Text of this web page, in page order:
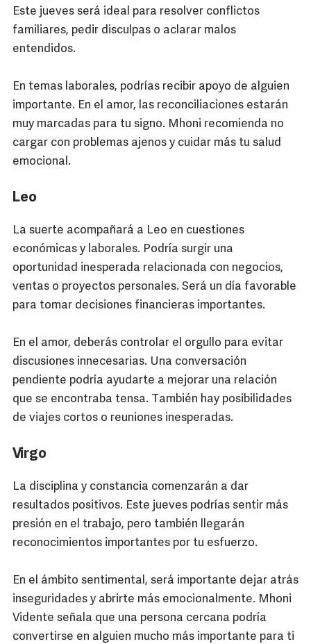
Este jueves será ideal para resolver conflictos
familiares, pedir disculpas o aclarar malos
entendidos.
En temas laborales, podrías recibir apoyo de alguien
importante. En el amor, las reconciliaciones estarán
muy marcadas para tu signo. Mhoni recomienda no
cargar con problemas ajenos y cuidar más tu salud
emocional.
Leo
La suerte acompañará a Leo en cuestiones
económicas y laborales. Podría surgir una
oportunidad inesperada relacionada con negocios,
ventas o proyectos personales. Será un día favorable
para tomar decisiones financieras importantes.
En el amor, deberás controlar el orgullo para evitar
discusiones innecesarias. Una conversación
pendiente podría ayudarte a mejorar una relación
que se encontraba tensa. También hay posibilidades
de viajes cortos o reuniones inesperadas.
Virgo
La disciplina y constancia comenzarán a dar
resultados positivos. Este jueves podrías sentir más
presión en el trabajo, pero también llegarán
reconocimientos importantes por tu esfuerzo.
En el ámbito sentimental, será importante dejar atrás
inseguridades y abrirte más emocionalmente. Mhoni
Vidente señala que una persona cercana podría
convertirse en alguien mucho más importante para ti